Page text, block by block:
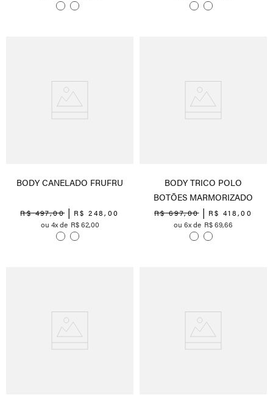
BODY CANELADO FRUFRU
R$ 497,00 R$ 248, 00
4
R$62,00
BODY TRICO POLO
BOTÕES MARMORIZADO
R$ 697,00 R$ 418,00
6
R$69,66